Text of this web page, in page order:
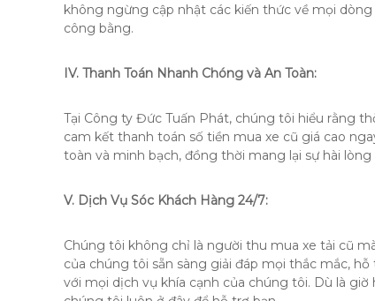
không ngừng cập nhật các kiến ​​thức về mọi
công bằng.
IV. Thanh Toán Nhanh Chóng và An Toàn:
Tại Công ty Đức Tuấn Phát, chúng tôi hiểu rằng
cam kết thanh toán số tiền mua xe cũ giá cao
toàn và minh bạch, đồng thời mang lại sự hài
V. Dịch Vụ Sóc Khách Hàng 24/7:
Chúng tôi không chỉ là người thu mua xe tải cũ
của chúng tôi sẵn sàng giải đáp mọi thắc mắc,
với mọi dịch vụ khía cạnh của chúng tôi. Dù là giờ